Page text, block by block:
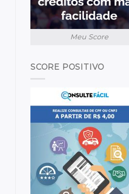
Meu Score
SCORE POSITIVO